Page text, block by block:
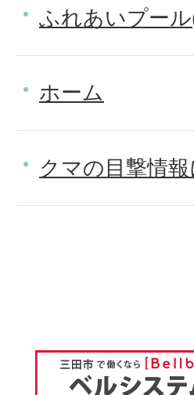
ふれあいプー
ホーム
クマの目撃情